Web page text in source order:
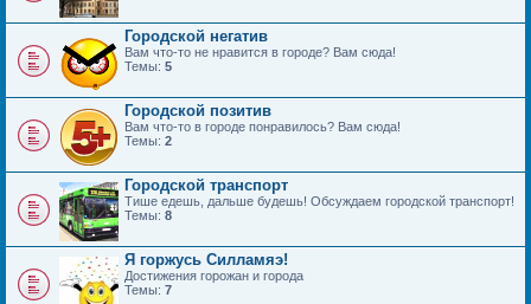
Городской негатив
Вам что-то не нравится в городе? Вам сюда!
Темы: 5
Городской позитив
Вам что-то в городе понравилось? Вам сюда!
Темы: 2
Городской транспорт
Тише едешь, дальше будешь! Обсуждаем городской транспорт!
Темы: 8
Я горжусь Силламяэ!
Достижения горожан и города
Темы: 7